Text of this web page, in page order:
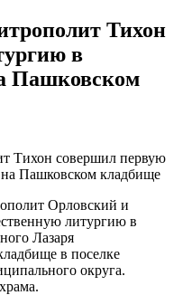
Тихон
в
Пашковском
Орловский и
литургию в
Лазаря
в поселке
округа.